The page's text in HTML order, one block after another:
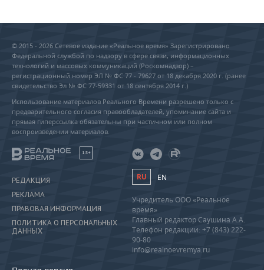
© 2015 - 2026 Сетевое издание «Реальное время» Зарегистрировано
Федеральной службой по надзору в сфере связи, информационных
технологий и массовых коммуникаций (Роскомнадзор) –
регистрационный номер ЭЛ № ФС 77 - 79627 от 18 декабря 2020 г. (ранее
свидетельство Эл № ФС 77-59331 от 18 сентября 2014 г.)
Использование материалов Реального Времени разрешено только с
предварительного согласия правообладателей, упоминание сайта и
прямая гиперссылка обязательны при частичном или полном
воспроизведении материалов.
18+
РЕДАКЦИЯ
РЕКЛАМА
ПРАВОВАЯ ИНФОРМАЦИЯ
ПОЛИТИКА О ПЕРСОНАЛЬНЫХ
ДАННЫХ
RU EN
Учредитель ООО «Реальное
время»
Главный редактор Саушина А.А.
Телефон редакции: +7 (843) 222-
90-80
info@realnoevremya.ru